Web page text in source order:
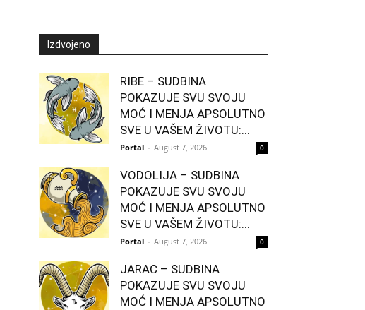
Izdvojeno
RIBE – SUDBINA
POKAZUJE SVU SVOJU
MOĆ I MENJA APSOLUTNO
SVE U VAŠEM ŽIVOTU:...
Portal - August 7, 2026 0
VODOLIJA – SUDBINA
POKAZUJE SVU SVOJU
MOĆ I MENJA APSOLUTNO
SVE U VAŠEM ŽIVOTU:...
Portal - August 7, 2026 0
JARAC – SUDBINA
POKAZUJE SVU SVOJU
MOĆ I MENJA APSOLUTNO